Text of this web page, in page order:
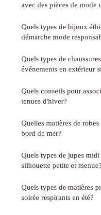
avec des pièces de mode
Quels types de bijoux
démarche mode
Quels types de
événements en extérieur
Quels conseils pour
tenues d'hiver?
Quelles matières de
bord de mer?
Quels types de jupes
silhouette petite et menue?
Quels types de matières
soirée respirants en été?